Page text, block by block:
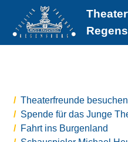
Theaterfreunde
Spende für das Junge
Fahrt ins Burgenland